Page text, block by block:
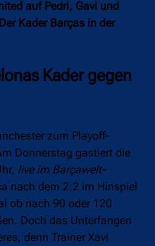
auf Pedri, Gavi und
Kader Barças in der
Kader gegen
zum Playoff-
Donnerstag gastiert die
live im Barçawelt-
nach dem 2:2 im Hinspiel
ob nach 90 oder 120
Doch das Unterfangen
denn Trainer Xavi